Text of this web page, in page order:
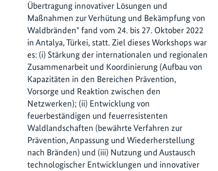
Übertragung innovativer Lösungen und
Maßnahmen zur Verhütung und Bekämpfung von
Waldbränden" fand vom 24. bis 27. Oktober 2022
in Antalya, Türkei, statt. Ziel dieses Workshops war
es: (i) Stärkung der internationalen und regionalen
Zusammenarbeit und Koordinierung (Aufbau von
Kapazitäten in den Bereichen Prävention,
Vorsorge und Reaktion zwischen den
Netzwerken); (ii) Entwicklung von
feuerbeständigen und feuerresistenten
Waldlandschaften (bewährte Verfahren zur
Prävention, Anpassung und Wiederherstellung
nach Bränden) und (iii) Nutzung und Austausch
technologischer Entwicklungen und innovativer